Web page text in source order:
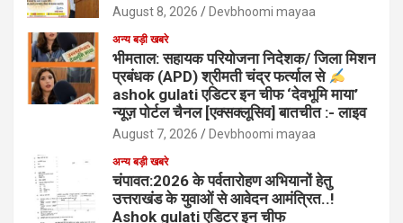
August 8, 2026 Devbhoomi mayaa
अन्य बड़ी खबरे
भीमताल: सहायक परियोजना निदेशक/ जिला मिशन
प्रबंधक (APD) श्रीमती चंद्र फर्त्याल से
ashok gulati एडिटर इन चीफ ‘देवभूमि माया’
न्यूज़ पोर्टल चैनल [एक्सक्लूसिव] बातचीत :- लाइव
August 7, 2026 Devbhoomi mayaa
अन्य बड़ी खबरे
चंपावत:2026 के पर्वतारोहण अभियानों हेतु
उत्तराखंड के युवाओं से आवेदन आमंत्रित..!
Ashok gulati एडिटर इन चीफ